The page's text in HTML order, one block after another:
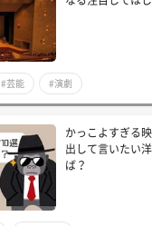
#芸能 #演劇
かっこよすぎる
出して言いたい
ば？